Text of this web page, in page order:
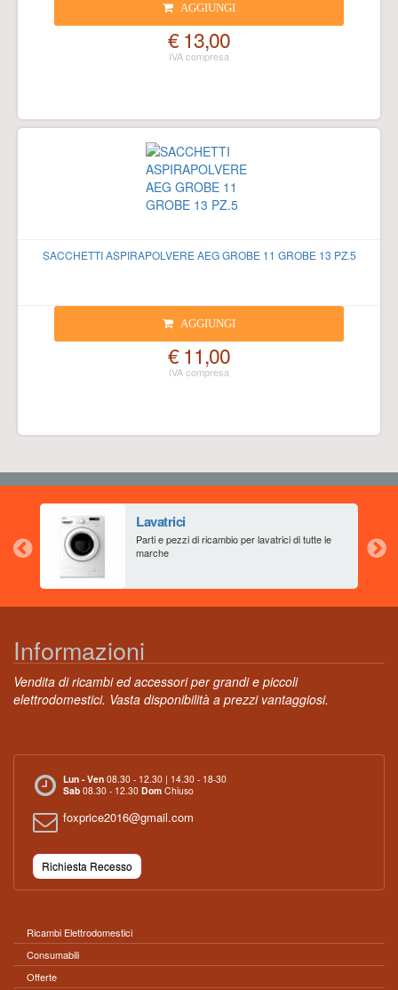
AGGIUNGI
€ 13,00
SACCHETTI ASPIRAPOLVERE AEG GROBE 11 GROBE 13 PZ.5
AGGIUNGI
€ 11,00
Lavatrici
Parti e pezzi di ricambio per lavatrici di tutte le
marche
Informazioni
Vendita di ricambi ed accessori per grandi e piccoli
elettrodomestici. Vasta disponibilità a prezzi vantaggiosi.
Lun - Ven 08.30 - 12.30 | 14.30 - 18-30
Sab 08.30 - 12.30 Dom Chiuso
foxprice2016@gmail.com
Richiesta Recesso
Ricambi Elettrodomestici
Consumabili
Offerte